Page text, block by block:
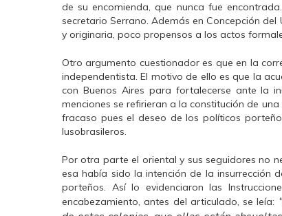
de su encomienda, que nunca fue
secretario Serrano. Además en Concepción
y originaria, poco propensos a los actos
Otro argumento cuestionador es que en la
independentista. El motivo de ello es que la
con Buenos Aires para fortalecerse ante la
menciones se refirieran a la constitución de
fracaso pues el deseo de los políticos
lusobrasileros.
Por otra parte el oriental y sus seguidores no
esa había sido la intención de la insurrección
porteños. Así lo evidenciaron las
encabezamiento, antes del articulado, se leía: